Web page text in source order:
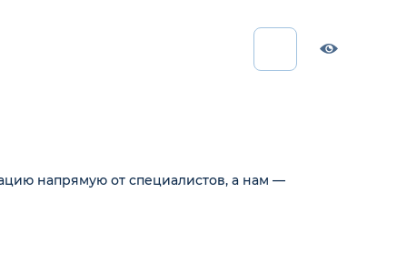
напрямую от специалистов, а нам —